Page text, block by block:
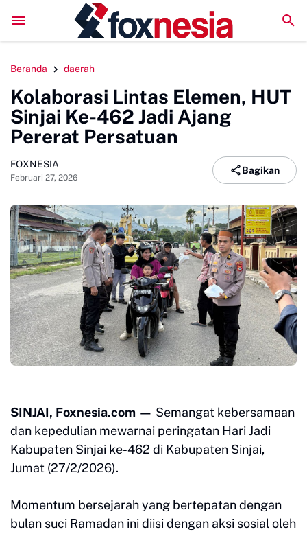
Perkuat Kolaborasi Pengembangan Pariwisata
Beranda daerah
Kolaborasi Lintas Elemen, HUT
Sinjai Ke-462 Jadi Ajang
Pererat Persatuan
FOXNESIA
Februari 27, 2026
Bagikan
SINJAI, Foxnesia.com — Semangat kebersamaan
dan kepedulian mewarnai peringatan Hari Jadi
Kabupaten Sinjai ke-462 di Kabupaten Sinjai,
Jumat (27/2/2026).
Momentum bersejarah yang bertepatan dengan
bulan suci Ramadan ini diisi dengan aksi sosial oleh